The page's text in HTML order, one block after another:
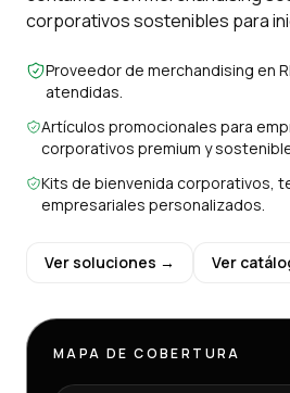
corporativos sostenibles para
Proveedor de merchandising en
atendidas.
Artículos promocionales para
corporativos premium y
Kits de bienvenida corporativos,
empresariales personalizados.
Ver soluciones → Ver
MAPA DE COBERTURA